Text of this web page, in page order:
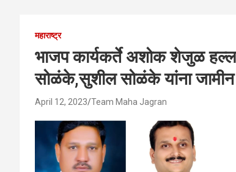
महाराष्ट्र
भाजप कार्यकर्ते अशोक शेजुळ
सोळंके,सुशील सोळंके यांना जामीन
April 12, 2023 Team Maha Jagran